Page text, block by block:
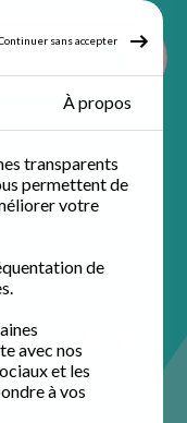
sans accepter
À propos
transparents
permettent de
votre
de
avec nos
et les
à vos
à